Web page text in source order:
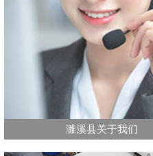
濉溪县关于我们